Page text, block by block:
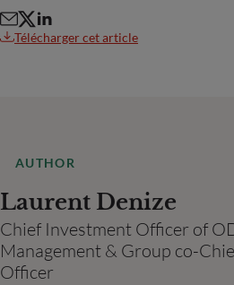
Télécharger cet article
AUTHOR
Laurent Denize
Chief Investment Officer of
Management & Group co-
Officer